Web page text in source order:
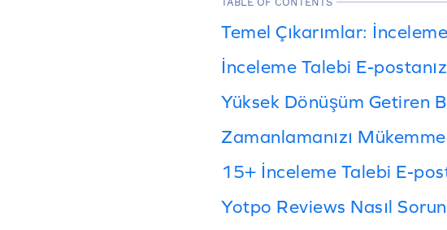
Temel Çıkarımlar:
İnceleme Talebi E-
Yüksek Dönüşüm Getiren
Zamanlamanızı
15+ İnceleme Talebi E-
Yotpo Reviews Nasıl